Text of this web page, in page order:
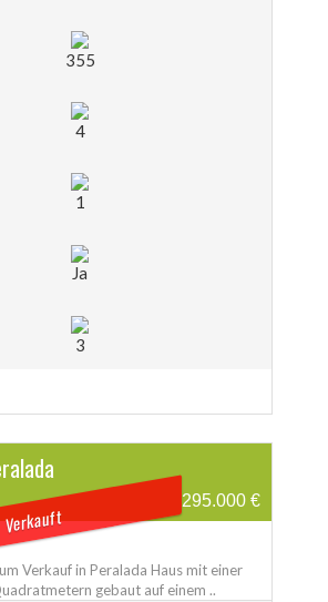
355
4
1
Ja
3
295.000 €
Verkauft
Verkauf in Peralada Haus mit einer
gebaut auf einem ..